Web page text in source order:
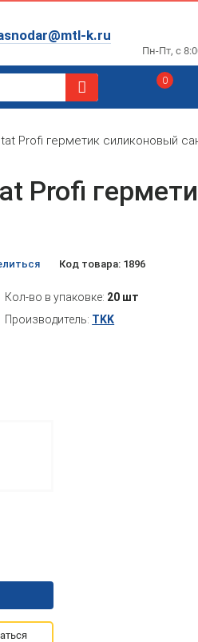
k.ru
Пн-Пт, с
0
Profi герметик силиконовый
Profi
Код товара: 1896
Кол-во в упаковке: 20 шт
Производитель: TKK